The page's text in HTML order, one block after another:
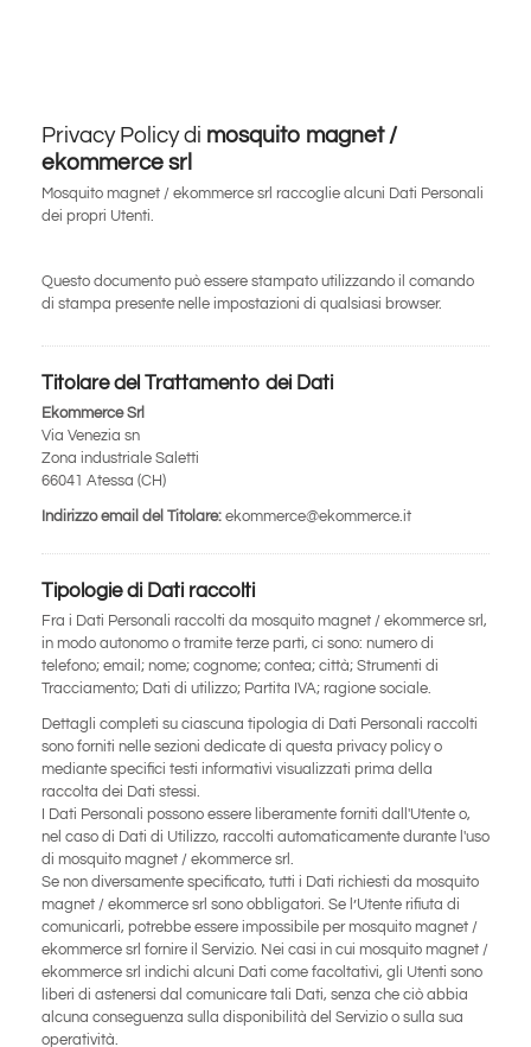
Privacy Policy di mosquito magnet /
ekommerce srl
Mosquito magnet / ekommerce srl raccoglie alcuni Dati Personali
dei propri Utenti.
Questo documento può essere stampato utilizzando il comando
di stampa presente nelle impostazioni di qualsiasi browser.
Titolare del Trattamento dei Dati
Ekommerce Srl
Via Venezia sn
Zona industriale Saletti
66041 Atessa (CH)
Indirizzo email del Titolare: ekommerce@ekommerce.it
Tipologie di Dati raccolti
Fra i Dati Personali raccolti da mosquito magnet / ekommerce srl,
in modo autonomo o tramite terze parti, ci sono: numero di
telefono; email; nome; cognome; contea; città; Strumenti di
Tracciamento; Dati di utilizzo; Partita IVA; ragione sociale.
Dettagli completi su ciascuna tipologia di Dati Personali raccolti
sono forniti nelle sezioni dedicate di questa privacy policy o
mediante specifici testi informativi visualizzati prima della
raccolta dei Dati stessi.
I Dati Personali possono essere liberamente forniti dall'Utente o,
nel caso di Dati di Utilizzo, raccolti automaticamente durante l'uso
di mosquito magnet / ekommerce srl.
Se non diversamente specificato, tutti i Dati richiesti da mosquito
magnet / ekommerce srl sono obbligatori. Se l’Utente rifiuta di
comunicarli, potrebbe essere impossibile per mosquito magnet /
ekommerce srl fornire il Servizio. Nei casi in cui mosquito magnet /
ekommerce srl indichi alcuni Dati come facoltativi, gli Utenti sono
liberi di astenersi dal comunicare tali Dati, senza che ciò abbia
alcuna conseguenza sulla disponibilità del Servizio o sulla sua
operatività.